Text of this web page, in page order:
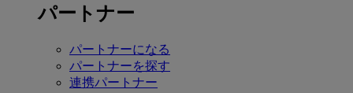
パートナー
パートナーになる
パートナーを探す
連携パートナー